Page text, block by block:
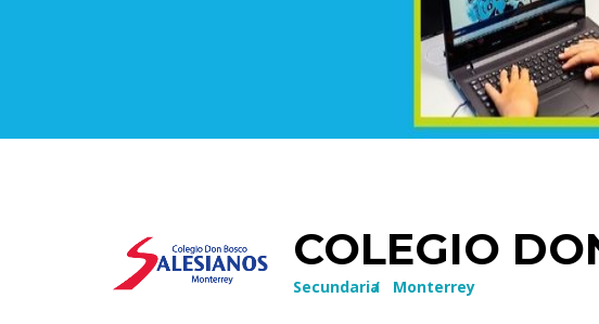
COLEGIO
Secundaria
/ Monterrey